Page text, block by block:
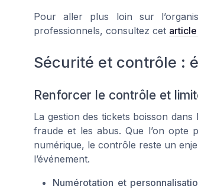
Pour aller plus loin sur
professionnels, consultez cet
Sécurité et contrôle :
Renforcer le contrôle et
La gestion des tickets boisson
fraude et les abus. Que l’on
numérique, le contrôle reste un
l’événement.
Numérotation et